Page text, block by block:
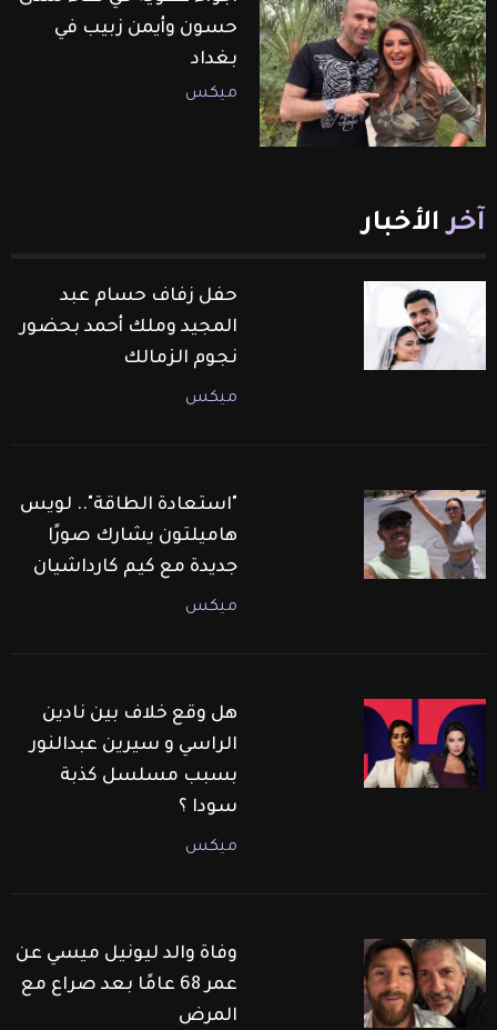
حسون وأيمن زبيب في
بغداد
ميكس
آخر الأخبار
حفل زفاف حسام عبد
المجيد وملك أحمد بحضور
نجوم الزمالك
ميكس
"استعادة الطاقة".. لويس
هاميلتون يشارك صورًا
جديدة مع كيم كارداشيان
ميكس
هل وقع خلاف بين نادين
الراسي و سيرين عبدالنور
بسبب مسلسل كذبة
سودا ؟
ميكس
وفاة والد ليونيل ميسي عن
عمر 68 عامًا بعد صراع مع
المرض